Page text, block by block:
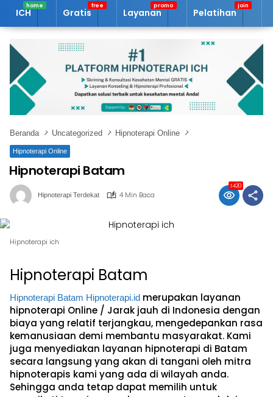
Langsung
konten
ICH Gratis Layanan Pelatihan
Beranda Uncategorized Hipnoterapi Online
Hipnoterapi Online
Hipnoterapi Batam
Hipnoterapi Terdekat 4 Min Baca
1420
Hipnoterapi ich
Hipnoterapi Batam
Hipnoterapi Batam Hipnoterapi.id merupakan layanan
hipnoterapi Online / Jarak jauh di Indonesia dengan
biaya yang relatif terjangkau, mengedepankan rasa
kemanusiaan demi membantu masyarakat. Kami
juga menyediakan layanan hipnoterapi di Batam
secara langsung yang akan di tangani oleh mitra
hipnoterapis kami yang ada di wilayah anda.
Sehingga anda tetap dapat memilih untuk